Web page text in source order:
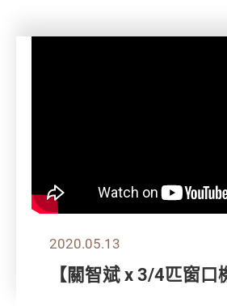
2020.05.13
【關智斌 x 3/4匹窗口